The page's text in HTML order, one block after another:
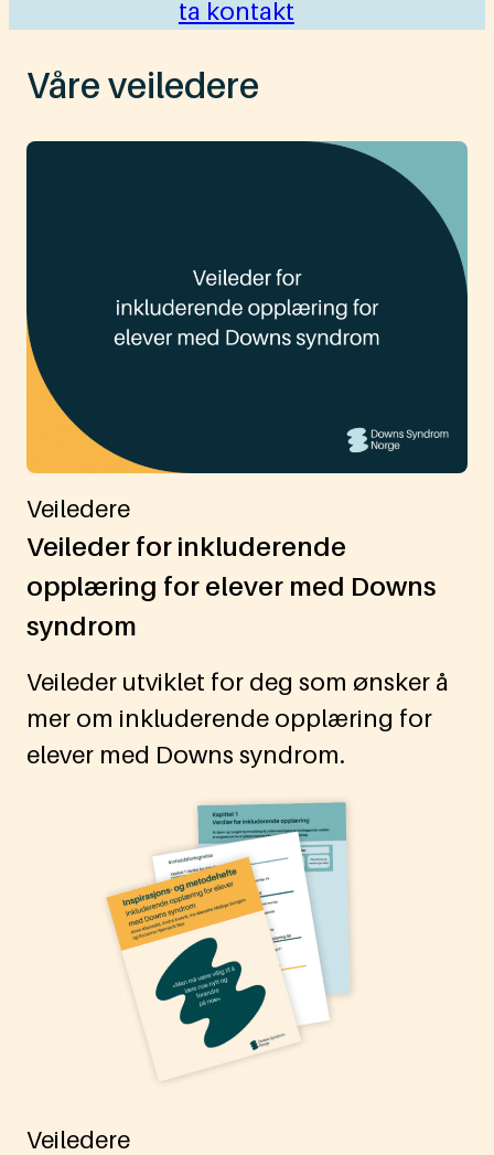
ta kontakt
Våre veiledere
Veiledere
Veileder for inkluderende
opplæring for elever med Downs
syndrom
Veileder utviklet for deg som ønsker å
mer om inkluderende opplæring for
elever med Downs syndrom.
Veiledere